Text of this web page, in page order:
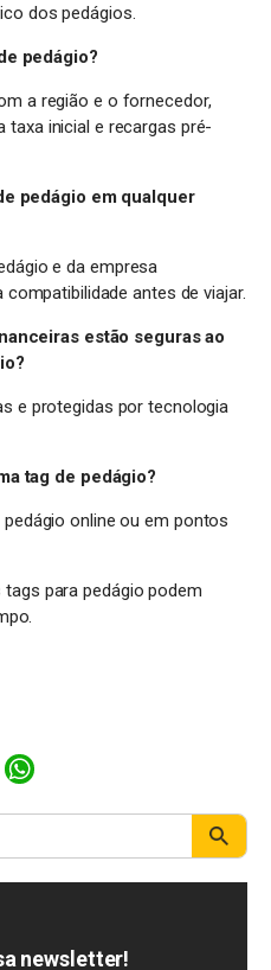
dos pedágios.
pedágio?
a região e o fornecedor,
taxa inicial e recargas pré-
pedágio em qualquer
e da empresa
antes de viajar.
estão seguras ao
e protegidas por tecnologia
tag de pedágio?
online ou em pontos
para pedágio podem
W
h
a
t
A
newsletter!